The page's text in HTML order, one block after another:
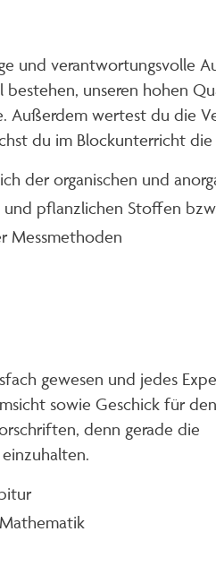
und verantwortungsvolle
unseren hohen
wertest du die
du im Blockunterricht
der organischen und
pflanzlichen Stoffen
Messmethoden
gewesen und jedes
sowie Geschick für
denn gerade die